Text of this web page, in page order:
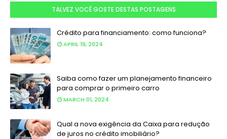
TALVEZ VOCÊ GOSTE DESTAS POSTAGENS
Crédito para financiamento: como funciona?
APRIL 19, 2024
Saiba como fazer um planejamento financeiro
para comprar o primeiro carro
MARCH 01, 2024
Qual a nova exigência da Caixa para redução
de juros no crédito imobiliário?